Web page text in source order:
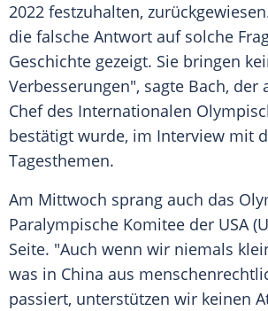
2022 festzuhalten,
die falsche Antwort auf solche
Geschichte gezeigt. Sie bringen
Verbesserungen", sagte Bach, der
Chef des Internationalen
bestätigt wurde, im Interview mit
Tagesthemen.
Am Mittwoch sprang auch das
Paralympische Komitee der USA
Seite. "Auch wenn wir niemals
was in China aus
passiert, unterstützen wir keinen